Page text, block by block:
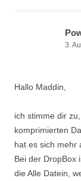
3.
Hallo Maddin,
ich stimme dir
komprimierten
hat es sich mehr
Bei der DropBox
die Alle Datein,